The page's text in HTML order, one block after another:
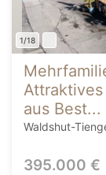
1/18
Attraktives
aus Best...
Waldshut-
395.000 €